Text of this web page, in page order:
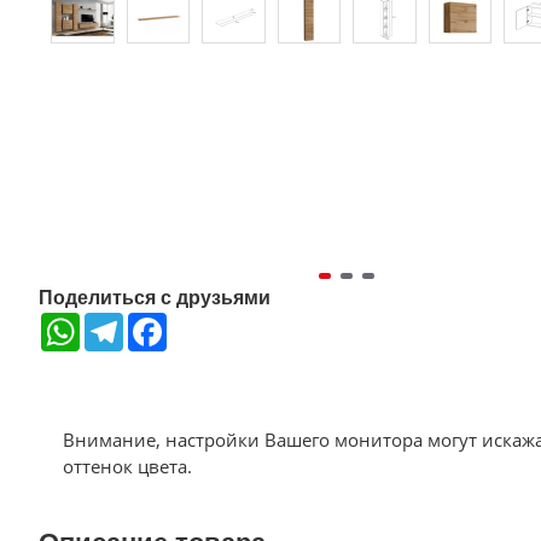
Поделиться с друзьями
WhatsAppTelegram
Внимание, настройки Вашего монитора могут
оттенок цвета.